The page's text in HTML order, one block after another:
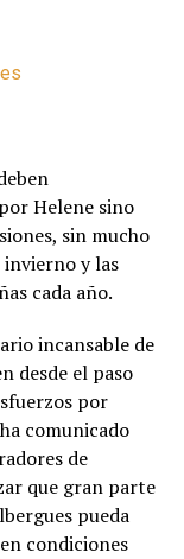
Helene sino
sin mucho
y las
cada año.
incansable de
desde el paso
por
comunicado
de
que gran parte
pueda
condiciones